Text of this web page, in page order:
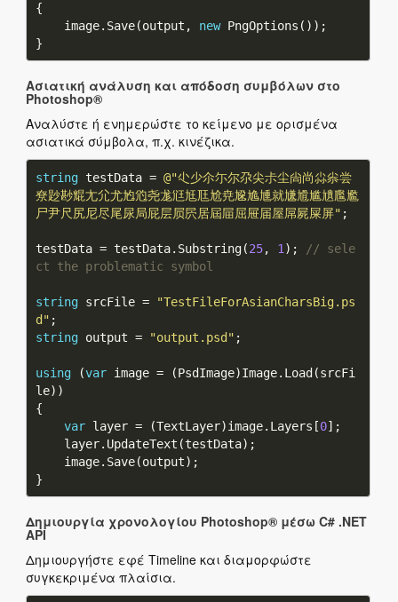
    image.Save(output,
new
Ασιατική ανάλυση και απόδοση συμβόλων στο
Photoshop®
Αναλύστε ή ενημερώστε το κείμενο με ορισμένα
ασιατικά σύμβολα, π.χ. κινέζικα.
string testData = @"尐少尒尓尔尕尖尗尘尙尚尛尜尝
尞尟尠尡尢尣尤尥尦尧尨尩尪尫尬尭尮尯尰就尲尳尴尵尶尷
尸尹尺尻尼尽尾尿局屁层屃屄居屆屇屈屉届屋屌屍屎屏"
testData = testData.Substring(25, 1 );
// sele
ct the problematic symbol
string srcFile =
"TestFileForAsianCharsBig.ps
d"
string output = "output.psd"
using (var image = (PsdImage)Image.Load(srcFi
var layer = (TextLayer)image.Layers[0
Δημιουργία χρονολογίου Photoshop® μέσω C# .NET
API
Δημιουργήστε εφέ Timeline και διαμορφώστε
συγκεκριμένα πλαίσια.